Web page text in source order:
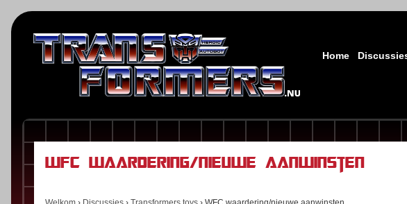
Home
WFC waardering/nieuwe aanwinsten